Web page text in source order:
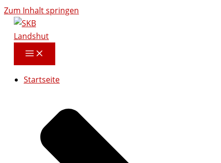
Zum Inhalt springen
Startseite